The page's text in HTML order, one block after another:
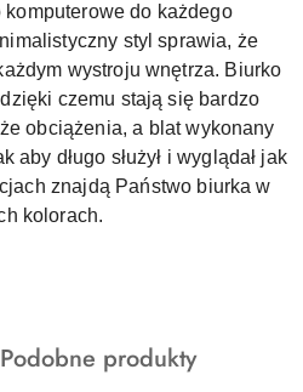
do każdego
styl sprawia, że
wystroju wnętrza. Biurko
czemu stają się bardzo
obciążenia, a blat wykonany
aby długo służył i wyglądał jak
znajdą Państwo biurka w
kolorach.
Produkty
Podobne produkty